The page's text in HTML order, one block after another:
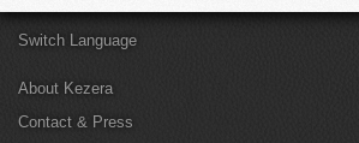
Switch Language
About Kezera
Contact & Press